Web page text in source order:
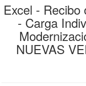
Excel -
- Carga
NUEVAS